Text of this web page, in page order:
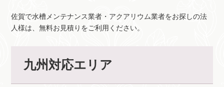
佐賀で水槽メンテナンス業者・アクアリウム業者をお探しの法
人様は、無料お見積りをご利用ください。
九州対応エリア